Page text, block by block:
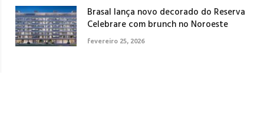
Brasal lança novo decorado do Reserva
Celebrare com brunch no Noroeste
fevereiro 25, 2026